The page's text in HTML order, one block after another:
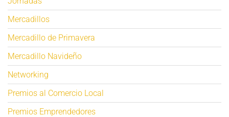
Mercadillos
Mercadillo de Primavera
Mercadillo Navideño
Networking
Premios al Comercio Local
Premios Emprendedores